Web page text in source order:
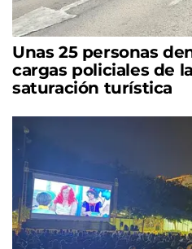
Unas 25 personas
cargas policiales de
saturación turística